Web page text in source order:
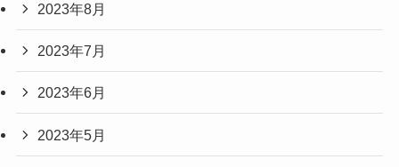
2023年8月
2023年7月
2023年6月
2023年5月